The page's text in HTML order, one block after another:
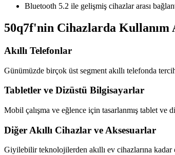
Bluetooth 5.2 ile gelişmiş cihazlar arası
50q7f'nin Cihazlarda Kullanım
Akıllı Telefonlar
Günümüzde birçok üst segment akıllı telefonda
Tabletler ve Dizüstü Bilgisayarlar
Mobil çalışma ve eğlence için tasarlanmış tablet ve
Diğer Akıllı Cihazlar ve Aksesuarlar
Giyilebilir teknolojilerden akıllı ev cihazlarına